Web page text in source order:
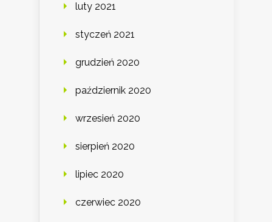
luty 2021
styczeń 2021
grudzień 2020
październik 2020
wrzesień 2020
sierpień 2020
lipiec 2020
czerwiec 2020